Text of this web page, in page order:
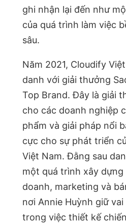
ghi nhận lại đến như
của quá trình làm việc
sâu.
Năm 2021, Cloudify
danh với giải thưởng
Top Brand. Đây là giải
cho các doanh nghiệp
phẩm và giải pháp nổi
cực cho sự phát triển
Việt Nam. Đằng sau
một quá trình xây
doanh, marketing và
nơi Annie Huỳnh giữ
trong việc thiết kế